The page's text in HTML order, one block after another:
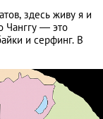
здесь живу я и
Чанггу — это
и серфинг. В